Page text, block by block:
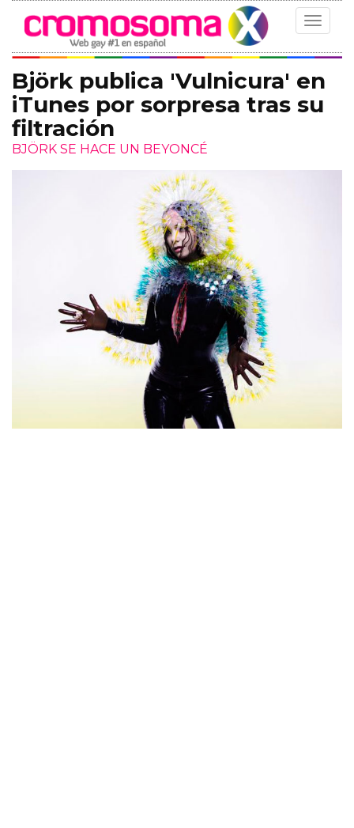
Toggle
Björk publica 'Vulnicura' en
iTunes por sorpresa tras su
filtración
BJÖRK SE HACE UN BEYONCÉ